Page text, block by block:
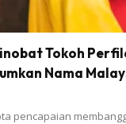
Tokoh
Nama
pencapaian